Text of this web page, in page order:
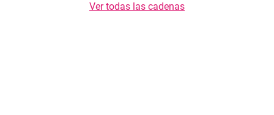
Ver todas las cadenas